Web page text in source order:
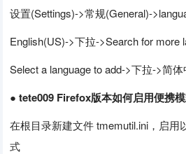
设置(Settings)->常规(General)-
English(US)->下拉->Search for more
Select a language to add->下拉->简
● tete009 Firefox版本如何启用便携
在根目录新建文件 tmemutil.ini，启用
式